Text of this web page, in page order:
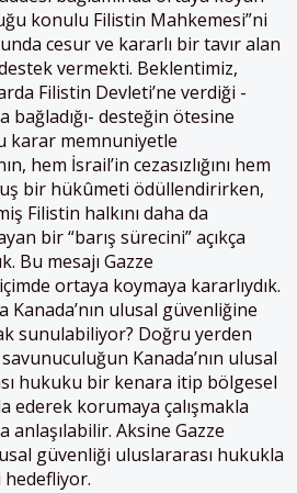
konulu Filistin Mahkemesi”ni
cesur ve kararlı bir tavır alan
destek vermekti. Beklentimiz,
Filistin Devleti’ne verdiği -
bağladığı- desteğin ötesine
karar memnuniyetle
hem İsrail’in cezasızlığını hem
bir hükûmeti ödüllendirirken,
Filistin halkını daha da
bir “barış sürecini” açıkça
Bu mesajı Gazze
ortaya koymaya kararlıydık.
Kanada’nın ulusal güvenliğine
sunulabiliyor? Doğru yerden
Kanada’nın ulusal
hukuku bir kenara itip bölgesel
ederek korumaya çalışmakla
anlaşılabilir. Aksine Gazze
güvenliği uluslararası hukukla